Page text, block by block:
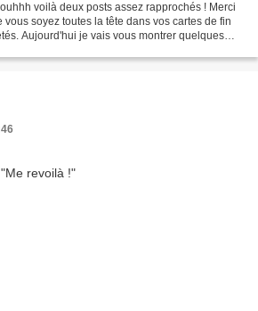
voilà deux posts assez rapprochés ! Merci
soyez toutes la tête dans vos cartes de fin
Aujourd'hui je vais vous montrer quelques